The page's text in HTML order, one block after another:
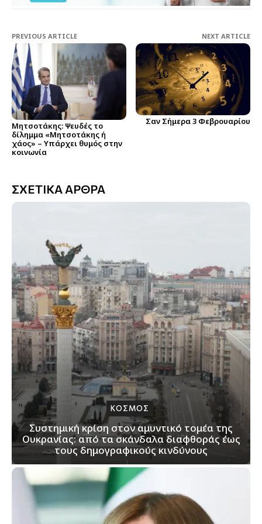
PREVIOUS ARTICLE
Μητσοτάκης: Ψευδές το
δίλημμα «Μητσοτάκης ή
χάος» – Υπάρχει θυμός στην
κοινωνία
NEXT ARTICLE
Σαν Σήμερα 3 Φεβρουαρίου
ΣΧΕΤΙΚΑ ΑΡΘΡΑ
ΚΟΣΜΟΣ
Συστημική κρίση στον αμυντικό τομέα της
Ουκρανίας: από τα σκάνδαλα διαφθοράς έως
τους δημογραφικούς κινδύνους